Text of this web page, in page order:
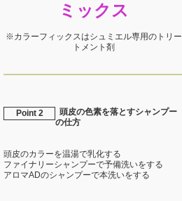
ミックス
※カラーフィックスはシュミエル専用のトリー
トメント剤
Point 2
頭皮の色素を落とすシャンプー
の仕方
頭皮のカラーを温湯で乳化する
ファイナリーシャンプーで予備洗いをする
アロマADのシャンプーで本洗いをする